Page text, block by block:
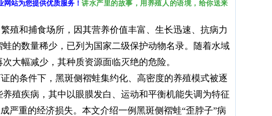
站为您提供优质服务！ 讲水产里的故事，用养殖人的语境，给你送来
殖和捕食场所，因其营养价值丰富、生长迅速、抗病力
的数量稀少，已列为国家二级保护动物名录。随着水域
大幅减少，其种质资源面临灭绝的危险。
的条件下，黑斑侧褶蛙集约化、高密度的养殖模式被逐
殖疾病，其中以眼膜发白、运动和平衡机能失调为特征
严重的经济损失。本文介绍一例黑斑侧褶蛙“歪脖子”病